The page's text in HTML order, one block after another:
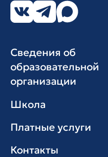
Сведения об
образовательной
организации
Школа
Платные услуги
Контакты